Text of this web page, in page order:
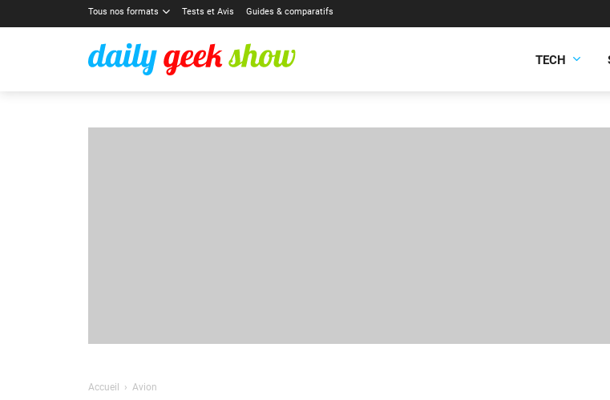
Tous nos formats Tests et Avis Guides & comparatifs
TECH
Accueil Avion